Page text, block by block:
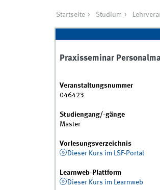
Startseite Studium
Praxisseminar
Veranstaltungsnummer
046423
Studiengang/-gänge
Master
Vorlesungsverzeichnis
Dieser Kurs im LSF-Portal
Learnweb-Plattform
Dieser Kurs im Learnweb